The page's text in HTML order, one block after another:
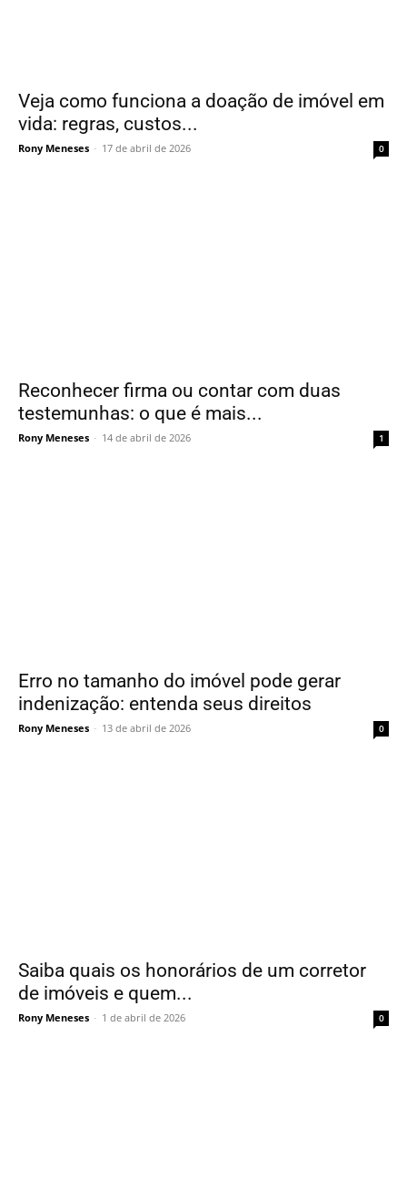
Veja como funciona a doação de imóvel em
vida: regras, custos...
Rony Meneses - 17 de abril de 2026 0
Reconhecer firma ou contar com duas
testemunhas: o que é mais...
Rony Meneses - 14 de abril de 2026 1
Erro no tamanho do imóvel pode gerar
indenização: entenda seus direitos
Rony Meneses - 13 de abril de 2026 0
Saiba quais os honorários de um corretor
de imóveis e quem...
Rony Meneses - 1 de abril de 2026 0